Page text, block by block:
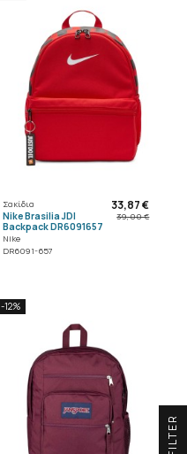
Σακίδια
Nike Brasilia JDI
Backpack DR6091657
Nike
DR6091-657
33,87 €
39,00 €
-12%
R